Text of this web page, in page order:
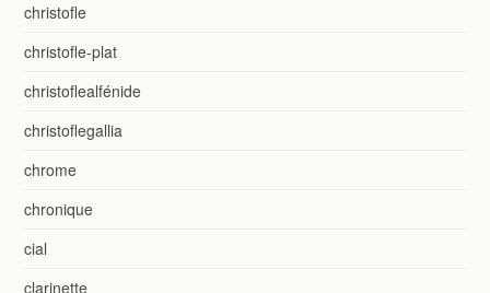
christofle
christofle-plat
christoflealfénide
christoflegallia
chrome
chronique
cial
clarinette